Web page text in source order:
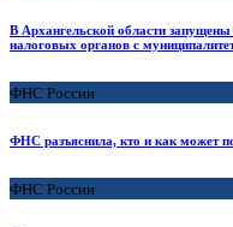
В Архангельской области
налоговых органов с
ФНС России
ФНС разъяснила, кто и как может
ФНС России